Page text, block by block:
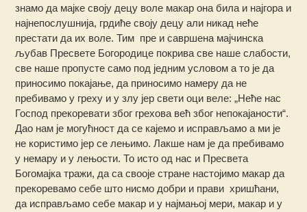
знамо да мајке своју децу воле макар она била и најгора и
најнепослушнија, грдиће своју децу али никад неће
престати да их воле. Тим пре и савршена мајчинска
љубав Пресвете Богородице покрива све наше слабости,
све наше пропусте само под једним условом а то је да
приносимо покајање, да приносимо намеру да не
пребивамо у греху и у злу јер свети оци веле: „Неће нас
Господ прекоревати због грехова већ због непокајаности“.
Дао нам је могућност да се кајемо и исправљамо а ми је
не користимо јер се лењимо. Лакше нам је да пребивамо
у немару и у лењости. То исто од нас и Пресвета
Богомајка тражи, да са свооје стране настојимо макар да
прекоревамо себе што нисмо добри и прави хришћани,
да исправљамо себе макар и у најмањој мери, макар и у